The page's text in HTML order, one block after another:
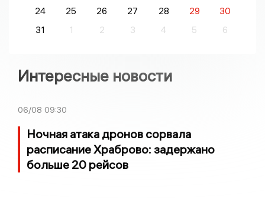
24
25 26 27 28 29
30
31
1 2 3 4 5 6
Интересные новости
06/08 09:30
Ночная атака дронов сорвала
расписание Храброво: задержано
больше 20 рейсов